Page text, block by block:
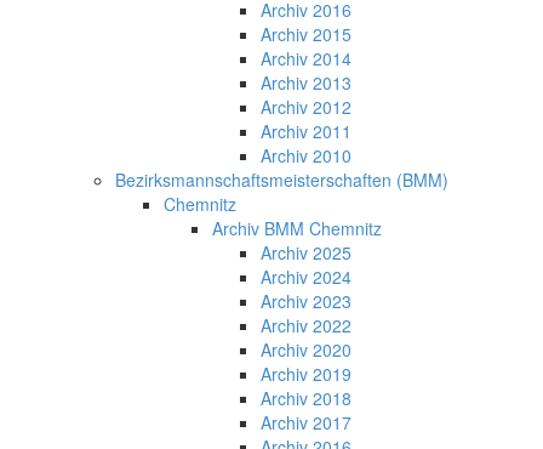
Archiv 2016
Archiv 2015
Archiv 2014
Archiv 2013
Archiv 2012
Archiv 2011
Archiv 2010
Bezirksmannschaftsmeisterschaften (BMM)
Chemnitz
Archiv BMM Chemnitz
Archiv 2025
Archiv 2024
Archiv 2023
Archiv 2022
Archiv 2020
Archiv 2019
Archiv 2018
Archiv 2017